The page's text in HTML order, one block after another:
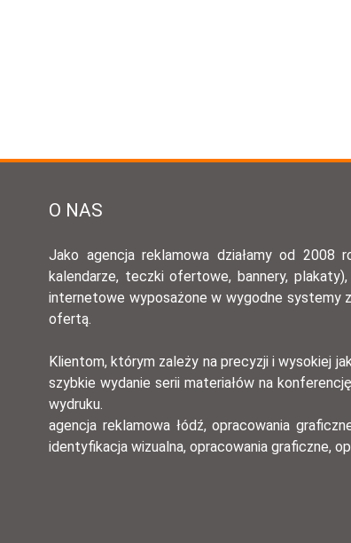
O NAS
Jako agencja reklamowa działamy od 2008
kalendarze, teczki ofertowe, bannery,
internetowe wyposażone w wygodne systemy
ofertą.
Klientom, którym zależy na precyzji i wysokiej
szybkie wydanie serii materiałów na
wydruku.
agencja reklamowa łódź, opracowania
identyfikacja wizualna, opracowania graficzne,